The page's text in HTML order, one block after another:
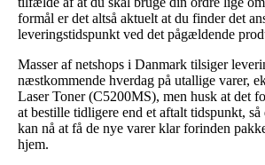
formål er det altså aktuelt at du finder det
leveringstidspunkt ved det pågældende
Masser af netshops i Danmark tilsiger
næstkommende hverdag på utallige varer,
Laser Toner (C5200MS), men husk at det
at bestille tidligere end et aftalt tidspunkt, så
kan nå at få de nye varer klar forinden
hjem.